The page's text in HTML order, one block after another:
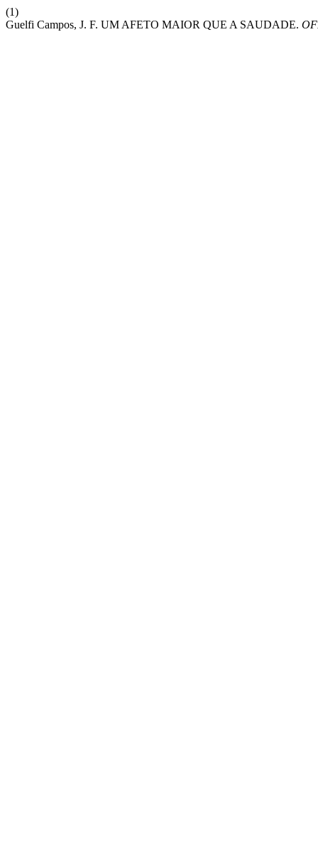
(1)
Guelfi Campos, J. F. UM AFETO MAIOR QUE A SAUDADE.